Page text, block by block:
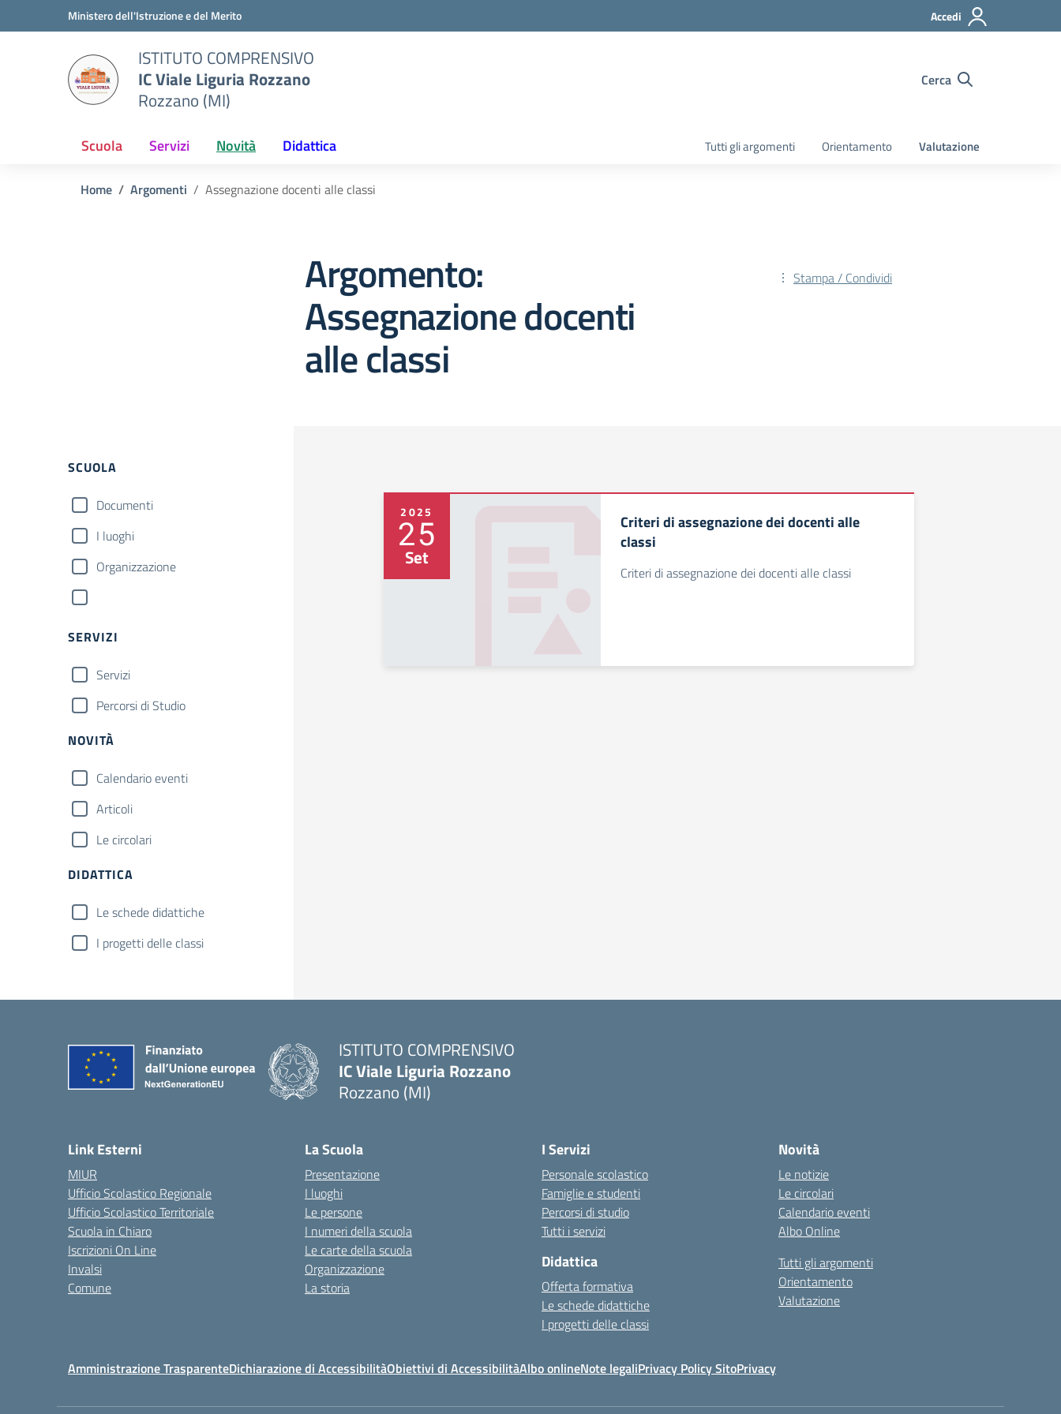
Vai ai contenuti
Vai al menu di navigazioneMinistero dell'Istruzione e del Merito Accedi
ISTITUTO COMPRENSIVO
IC Viale Liguria Rozzano
Rozzano (MI)
Cerca
Scuola Servizi Novità Didattica Tutti gli argomenti Orientamento Valutazione
Home Argomenti Assegnazione docenti alle classi
Argomento:
Assegnazione docenti
alle classi
Stampa / Condividi
SCUOLA
Documenti
I luoghi
Organizzazione
SERVIZI
Servizi
Percorsi di Studio
NOVITÀ
Calendario eventi
Articoli
Le circolari
DIDATTICA
Le schede didattiche
I progetti delle classi
2025
25
Set
Criteri di assegnazione dei docenti alle
classi
Criteri di assegnazione dei docenti alle classi
ISTITUTO COMPRENSIVO
IC Viale Liguria Rozzano
Rozzano (MI)
Link Esterni
MIUR
Ufficio Scolastico Regionale
Ufficio Scolastico Territoriale
Scuola in Chiaro
Iscrizioni On Line
Invalsi
Comune
La Scuola
Presentazione
I luoghi
Le persone
I numeri della scuola
Le carte della scuola
Organizzazione
La storia
I Servizi
Personale scolastico
Famiglie e studenti
Percorsi di studio
Tutti i servizi
Didattica
Offerta formativa
Le schede didattiche
I progetti delle classi
Novità
Le notizie
Le circolari
Calendario eventi
Albo Online
Tutti gli argomenti
Orientamento
Valutazione
Amministrazione TrasparenteDichiarazione di AccessibilitàObiettivi di AccessibilitàAlbo onlineNote legaliPrivacy Policy SitoPrivacy